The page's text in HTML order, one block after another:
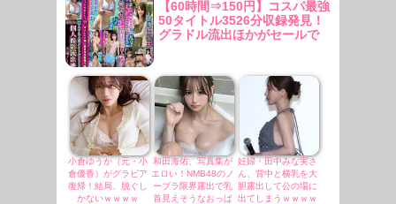
【60時間⇒150円】コスパ最強
50タイトル3526分収録発見！
グラドル流出ほかがセールで
小倉ゆうか（元・小
倉優香）がグラビア
復帰！結局、脱ぐし
かないｗｗｗｗ
和田海佑、写真集が
エロい！NMB48のノ
ーブラ限界露出で乳
首見えそうなおっぱ
妊婦・田中みな実さ
ん、背中と横乳を大
胆露出して公の場に
出てしまうｗｗｗｗ